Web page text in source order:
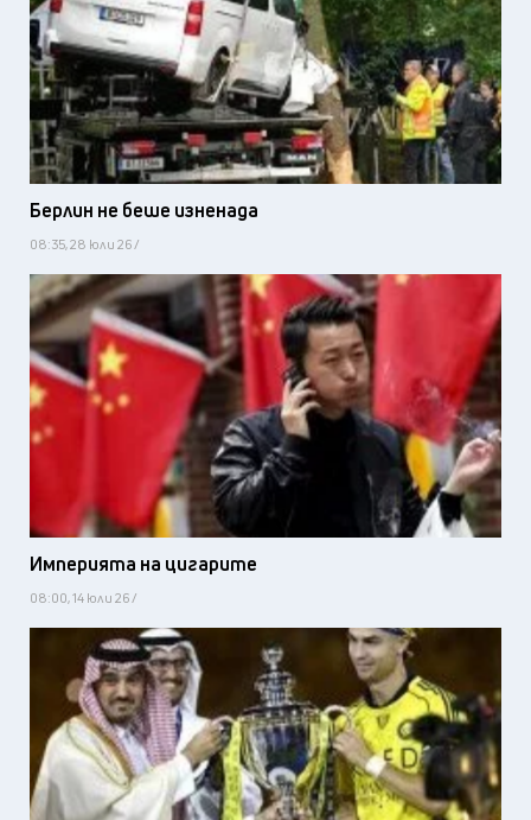
Берлин не беше изненада
08:35, 28 юли 26 /
Империята на цигарите
08:00, 14 юли 26 /